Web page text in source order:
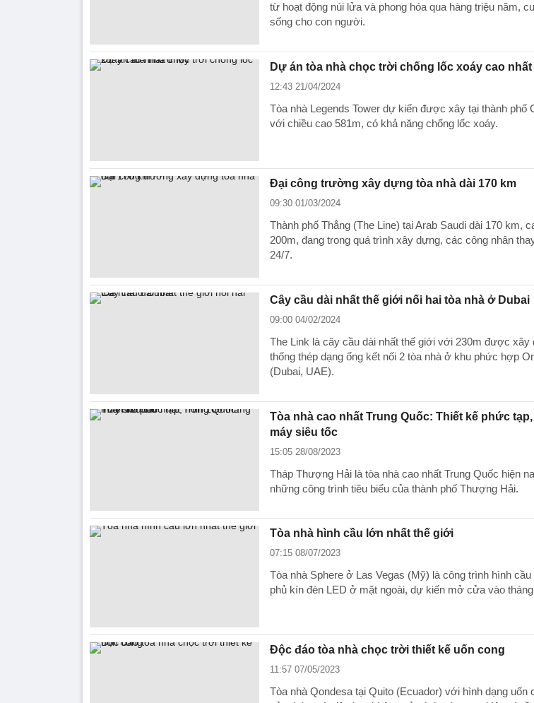
từ hoạt động núi lửa và phong hóa qua hàng triệu năm,
sống cho con người.
Dự án tòa nhà chọc trời chống lốc xoáy cao nhất
12:43 21/04/2024
Tòa nhà Legends Tower dự kiến được xây tại thành phố
với chiều cao 581m, có khả năng chống lốc xoáy.
Đại công trường xây dựng tòa nhà dài 170 km
09:30 01/03/2024
Thành phố Thẳng (The Line) tại Arab Saudi dài 170 km,
200m, đang trong quá trình xây dựng, các công nhân
24/7.
Cây cầu dài nhất thế giới nối hai tòa nhà ở Dubai
09:00 04/02/2024
The Link là cây cầu dài nhất thế giới với 230m được xây
thống thép dạng ống kết nối 2 tòa nhà ở khu phức hợp
(Dubai, UAE).
Tòa nhà cao nhất Trung Quốc: Thiết kế phức
máy siêu tốc
15:05 28/08/2023
Tháp Thượng Hải là tòa nhà cao nhất Trung Quốc hiện
những công trình tiêu biểu của thành phố Thượng Hải.
Tòa nhà hình cầu lớn nhất thế giới
07:15 08/07/2023
Tòa nhà Sphere ở Las Vegas (Mỹ) là công trình hình
phủ kín đèn LED ở mặt ngoài, dự kiến mở cửa vào
Độc đáo tòa nhà chọc trời thiết kế uốn cong
11:57 07/05/2023
Tòa nhà Qondesa tại Quito (Ecuador) với hình dạng uốn